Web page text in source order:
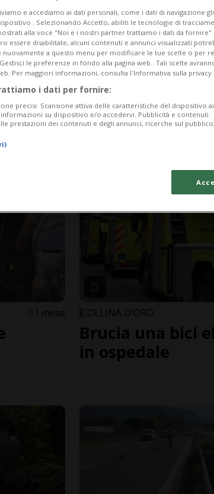
1 sett
in un
LOCARNO
Importante
1 mese COLLINA D'ORO
Brucia una bici
in ospedale
e accediamo ai dati personali, come i dati di navigazione
. Selezionando Accetto, abiliti le tecnologie di
alla voce "Noi e i nostri partner trattiamo i dati da fornire".
essere disabilitate, alcuni contenuti e annunci visualizzati
nuovamente a questo menu per modificare le tue scelte o per
le preferenze in fondo alla pagina web.. Tali scelte
Per maggiori informazioni, consulta l'Informativa sulla privacy.
i dati per fornire:
precisi. Scansione attiva delle caratteristiche del dispositivo
su dispositivo e/o accedervi. Pubblicità e contenuti
prestazioni dei contenuti e degli annunci, ricerche sul